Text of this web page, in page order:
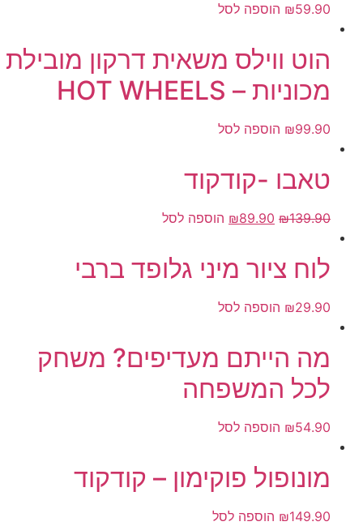
₪59.90 הוספה לסל
הוט ווילס משאית דרקון מובילת
מכוניות – HOT WHEELS
₪99.90 הוספה לסל
טאבו -קודקוד
₪139.90
₪89.90 הוספה לסל
לוח ציור מיני גלופד ברבי
₪29.90 הוספה לסל
מה הייתם מעדיפים? משחק
לכל המשפחה
₪54.90 הוספה לסל
מונופול פוקימון – קודקוד
₪149.90 הוספה לסל